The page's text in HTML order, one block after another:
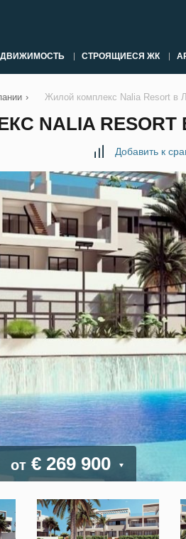
СТРОЯЩИЕСЯ ЖК
› Жилой комплекс Nalia Resort в
NALIA
Добавить к
от € 269 900